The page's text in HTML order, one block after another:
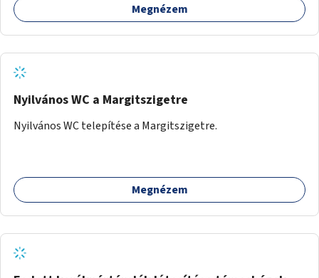
Megnézem
Nyilvános WC a Margitszigetre
Nyilvános WC telepítése a Margitszigetre.
Megnézem